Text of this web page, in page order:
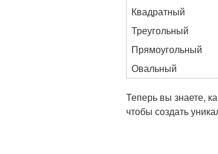
Квадратный
Треугольный
Прямоугольный
Овальный
Теперь вы знаете,
чтобы создать